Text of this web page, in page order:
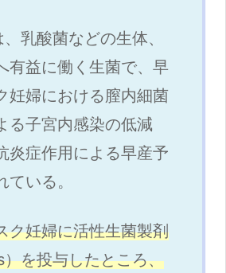
乳酸菌などの生体、
有益に働く生菌で、早
妊婦における膣内細菌
る子宮内感染の低減
炎症作用による早産予
いる。
ク妊婦に活性生菌製剤
を投与したところ、